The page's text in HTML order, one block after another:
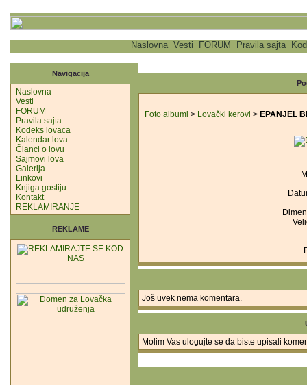
Naslovna Vesti FORUM Pravila sajta
Navigacija
Naslovna
Vesti
FORUM
Pravila sajta
Kodeks lovaca
Kalendar lova
Članci o lovu
Sajmovi lova
Galerija
Linkovi
Knjiga gostiju
Kontakt
REKLAMIRANJE
REKLAME
Foto albumi > Lovački kerovi > EPANJEL
Još uvek nema komentara.
Molim Vas ulogujte se da biste upisali